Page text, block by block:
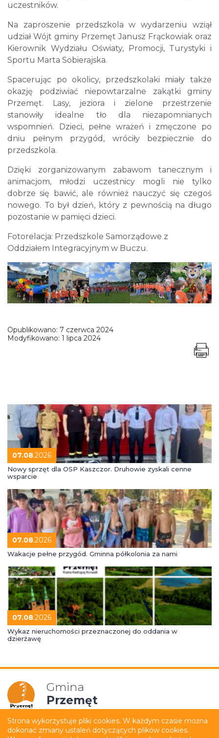
uczestników.
Na zaproszenie przedszkola w wydarzeniu wziął
udział Wójt gminy Przemęt Janusz Frąckowiak oraz
Kierownik Wydziału Oświaty, Promocji, Turystyki i
Sportu Marta Sobierajska.
Spacerując po okolicy, przedszkolaki miały także
okazję podziwiać niepowtarzalne zakątki gminy
Przemęt. Lasy, jeziora i zielone przestrzenie
stanowiły idealne tło dla niezapomnianych
wspomnień. Dzieci, pełne wrażeń i zmęczone po
dniu pełnym przygód, wróciły bezpiecznie do
przedszkola.
Dzięki zorganizowanym zabawom tanecznym i
animacjom, młodzi uczestnicy mogli nie tylko
dobrze się bawić, ale również nauczyć się czegoś
nowego. To był dzień, który z pewnością na długo
pozostanie w pamięci dzieci.
Fotorelacja: Przedszkole Samorządowe z
Oddziałem Integracyjnym w Buczu.
Opublikowano: 7 czerwca 2024
Modyfikowano: 1 lipca 2024
07.08.2026
Nowy sprzęt dla OSP Kaszczor. Druhowie zyskali cenne
wsparcie
07.08.2026
Wakacje pełne przygód. Gminna półkolonia za nami
07.08.2026
Wykaz nieruchomości przeznaczonej do oddania w
dzierżawę
Gmina
Przemęt
Mapa strony Polityka prywatności
Strona wykorzystuje pliki cookies. W każdym czasie można
dokonać zmiany ustaleń dotyczących plików cookies.